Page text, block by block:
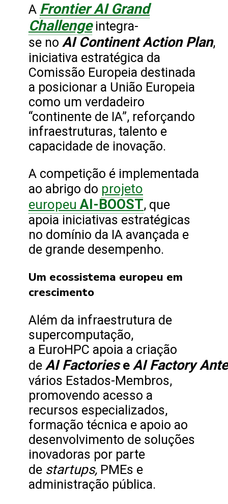
A Frontier AI Grand
Challengeintegra-
se no AI Continent Action Plan,
iniciativa estratégica da
Comissão Europeia destinada
a posicionar a União Europeia
como um verdadeiro
“continente de IA”, reforçando
infraestruturas, talento e
capacidade de inovação.
A competição é implementada
ao abrigo do projeto
europeuAI-BOOST, que
apoia iniciativas estratégicas
no domínio da IA avançada e
de grande desempenho.
Um ecossistema europeu em
crescimento
Além da infraestrutura de
supercomputação,
a EuroHPC apoia a criação
de AI Factoriese AI Factory
vários Estados-Membros,
promovendo acesso a
recursos especializados,
formação técnica e apoio ao
desenvolvimento de soluções
inovadoras por parte
de startups, PMEs e
administração pública.